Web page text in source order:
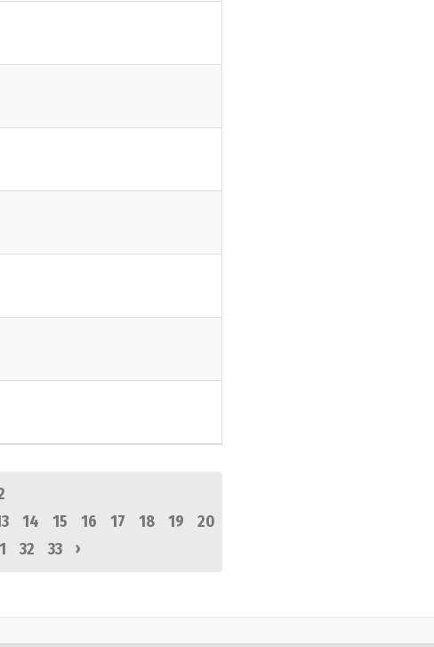
14 15 16 17 18 19
20
32 33 ›